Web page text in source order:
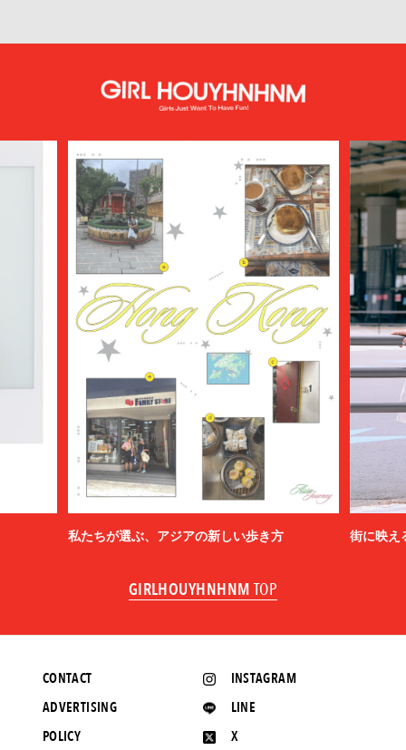
私たちが選ぶ、アジアの新しい歩き方 街に映え
GIRLHOUYHNHNM TOP
INSTAGRAM
LINE
X
CONTACT
ADVERTISING
POLICY